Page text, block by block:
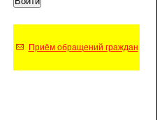
Приём обращений граждан